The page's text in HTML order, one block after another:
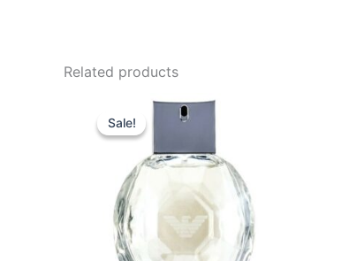
Related products
Sale!
Sale!
Original
was:
Current
price
is:
479,00 kr..